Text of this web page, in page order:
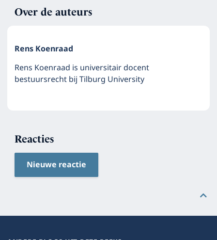
Over de auteurs
Rens Koenraad
Rens Koenraad is universitair docent
bestuursrecht bij Tilburg University
Reacties
Nieuwe reactie